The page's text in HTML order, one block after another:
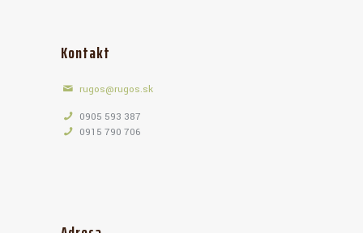
Kontakt
rugos@rugos.sk
0905 593 387
0915 790 706